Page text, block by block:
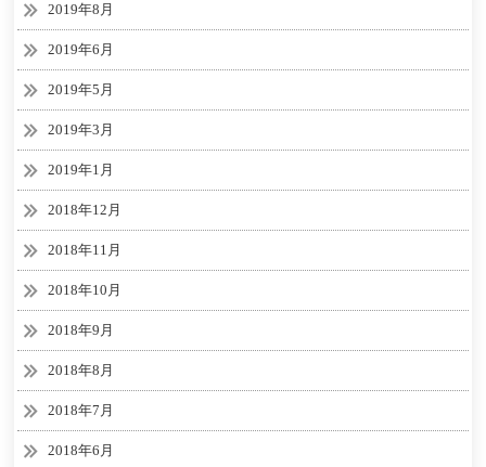
2019年8月
2019年6月
2019年5月
2019年3月
2019年1月
2018年12月
2018年11月
2018年10月
2018年9月
2018年8月
2018年7月
2018年6月